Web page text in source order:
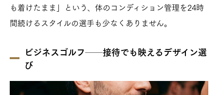
も着けたまま」という、体のコンディション管理を24時
間続けるスタイルの選手も少なくありません。
ビジネスゴルフ──接待でも映えるデザイン選
び